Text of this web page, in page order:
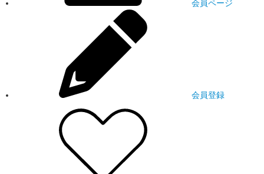
会員ページ
会員登録